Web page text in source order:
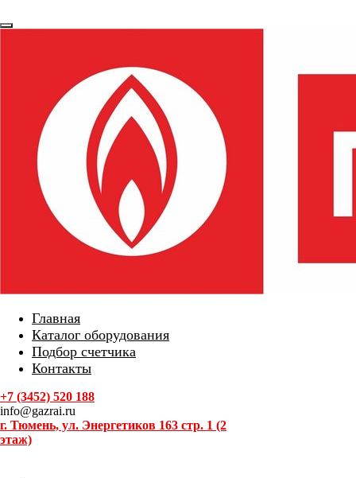
Главная
Каталог оборудования
Подбор счетчика
Контакты
+7 (3452) 520 188
info@gazrai.ru
г. Тюмень, ул. Энергетиков 163 стр. 1 (2
этаж)